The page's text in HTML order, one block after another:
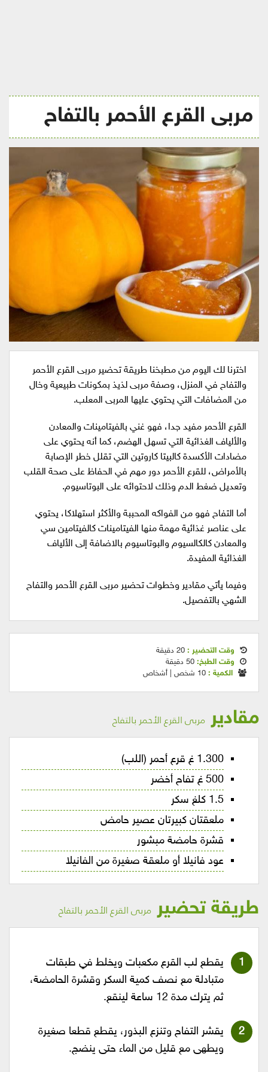
مربى القرع الأحمر بالتفاح
اخترنا لك اليوم من مطبخنا طريقة تحضير مربى القرع الأحمر
والتفاح في المنزل، وصفة مربى لذيذ بمكونات طبيعية وخال
من المضافات التي يحتوي عليها المربى المعلب.
القرع الأحمر مفيد جدا، فهو غني بالفيتامينات والمعادن
والألياف الغذائية التي تسهل الهضم، كما أنه يحتوي على
مضادات الأكسدة كالبيتا كاروتين التي تقلل خطر الإصابة
بالأمراض، للقرع الأحمر دور مهم في الحفاظ على صحة القلب
وتعديل ضغط الدم وذلك لاحتوائه على البوتاسيوم.
أما التفاح فهو من الفواكه المحببة والأكثر استهلاكا، يحتوي
على عناصر غذائية مهمة منها الفيتامينات كالفيتامين سي
والمعادن كالكالسيوم والبوتاسيوم بالاضافة إلى الألياف
الغذائية المفيدة.
وفيما يأتي مقادير وخطوات تحضير مربى القرع الأحمر والتفاح
الشهي بالتفصيل.
وقت التحضير : 20 دقيقة
وقت الطبخ: 50 دقيقة
الكمية : 10 شخص | أشخاص
مقادير مربى القرع الأحمر بالتفاح
1.300 غ قرع أحمر (اللب)
500 غ تفاح أخضر
1.5 كلغ سكر
ملعقتان كبيرتان عصير حامض
قشرة حامضة مبشور
عود فانيلا أو ملعقة صغيرة من الفانيلا
طريقة تحضير مربى القرع الأحمر بالتفاح
يقطع لب القرع مكعبات ويخلط في طبقات
متبادلة مع نصف كمية السكر وقشرة الحامضة،
ثم يترك مدة 12 ساعة لينقع.
يقشر التفاح وتنزع البذور، يقطع قطعا صغيرة
ويطهى مع قليل من الماء حتى ينضج.